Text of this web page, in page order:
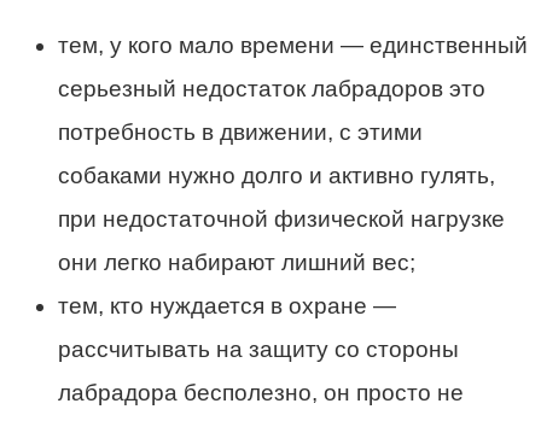
тем, у кого мало времени — единственный
серьезный недостаток лабрадоров это
потребность в движении, с этими
собаками нужно долго и активно гулять,
при недостаточной физической нагрузке
они легко набирают лишний вес;
тем, кто нуждается в охране —
рассчитывать на защиту со стороны
лабрадора бесполезно, он просто не